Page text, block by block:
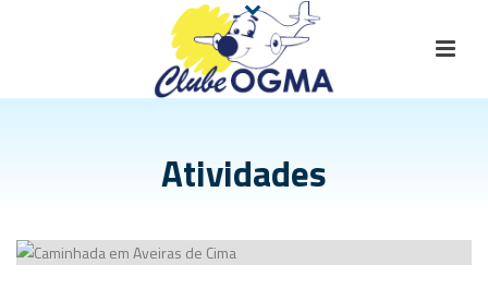
Atividades